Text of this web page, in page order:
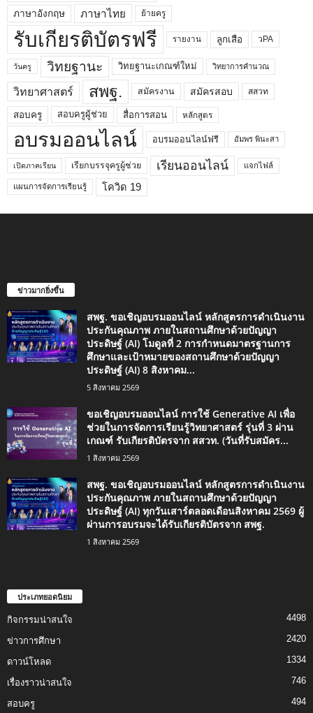
ภาษาอังกฤษ ภาษาไทย ย้ายครู
รับเกียรติบัตรฟรี รายงาน ลูกเสือ วPA
วันครู วิทยฐานะ วิทยฐานะเกณฑ์ใหม่ วิทยาการคำนวณ
วิทยาศาสตร์ สพฐ. สมัครงาน สมัครสอบ สสวท
สอบครู สอบครูผู้ช่วย สื่อการสอน หลักสูตร
อบรมออนไลน์ อบรมออนไลน์ฟรี อัมพร พินะสา
เปิดภาคเรียน เรียกบรรจุครูผู้ช่วย เรียนออนไลน์ แจกไฟล์
แผนการจัดการเรียนรู้ โควิด 19
ข่าวมากยิ่งขึ้น
สพฐ. ขอเชิญอบรมออนไลน์ หลักสูตรการดำเนินงาน
ประกันคุณภาพ ภายในสถานศึกษาด้วยปัญญา
ประดิษฐ์ (AI) โมดูลที่ 2 การกำหนดมาตรฐานการ
ศึกษาและเป้าหมายของสถานศึกษาด้วยปัญญา
ประดิษฐ์ (AI) 8 สิงหาคม...
5 สิงหาคม 2569
ขอเชิญอบรมออนไลน์ การใช้ Generative AI เพื่อ
ช่วยในการจัดการเรียนรู้วิทยาศาสตร์ รุ่นที่ 3 ผ่าน
เกณฑ์ รับเกียรติบัตรจาก สสวท. (วันที่รับสมัคร...
1 สิงหาคม 2569
สพฐ. ขอเชิญอบรมออนไลน์ หลักสูตรการดำเนินงาน
ประกันคุณภาพ ภายในสถานศึกษาด้วยปัญญา
ประดิษฐ์ (AI) ทุกวันเสาร์ตลอดเดือนสิงหาคม 2569 ผู้
ผ่านการอบรมจะได้รับเกียรติบัตรจาก สพฐ.
1 สิงหาคม 2569
ประเภทยอดนิยม
กิจกรรมน่าสนใจ 4498
ข่าวการศึกษา 2420
ดาวน์โหลด 1334
เรื่องราวน่าสนใจ 746
สอบครู 494